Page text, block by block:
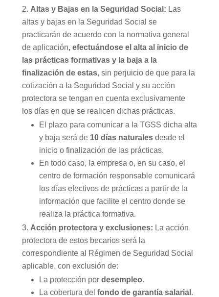
Altas y Bajas en la Seguridad Social: Las
altas y bajas en la Seguridad Social se
practicarán de acuerdo con la normativa general
de aplicación, efectuándose el alta al inicio de
las prácticas formativas y la baja a la
finalización de estas, sin perjuicio de que para la
cotización a la Seguridad Social y su acción
protectora se tengan en cuenta exclusivamente
los días en que se realicen dichas prácticas.
El plazo para comunicar a la TGSS dicha alta
y baja será de 10 días naturalesdesde el
inicio o finalización de las prácticas.
En todo caso, la empresa o, en su caso, el
centro de formación responsable comunicará
los días efectivos de prácticas a partir de la
información que facilite el centro donde se
realiza la práctica formativa.
Acción protectora y exclusiones: La acción
protectora de estos becarios será la
correspondiente al Régimen de Seguridad Social
aplicable, con exclusión de:
La protección por desempleo.
La cobertura del fondo de garantía salarial .